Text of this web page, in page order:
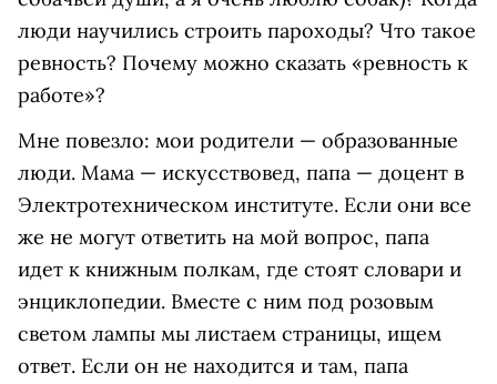
люди научились строить пароходы? Что такое
ревность? Почему можно сказать «ревность к
работе»?
Мне повезло: мои родители — образованные
люди. Мама — искусствовед, папа — доцент в
Электротехническом институте. Если они все
же не могут ответить на мой вопрос, папа
идет к книжным полкам, где стоят словари и
энциклопедии. Вместе с ним под розовым
светом лампы мы листаем страницы, ищем
ответ. Если он не находится и там, папа